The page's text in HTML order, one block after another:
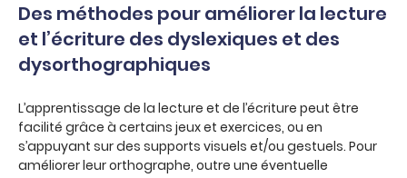
Des méthodes pour améliorer la lecture
et l’écriture des dyslexiques et des
dysorthographiques
L’apprentissage de la lecture et de l’écriture peut être
facilité grâce à certains jeux et exercices, ou en
s’appuyant sur des supports visuels et/ou gestuels. Pour
améliorer leur orthographe, outre une éventuelle